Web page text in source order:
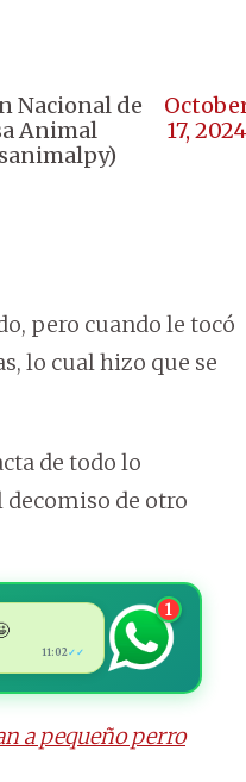
Nacional de
Animal
17, 2024
pero cuando le tocó
lo cual hizo que se
de todo lo
decomiso de otro
11:02✓✓
1
a pequeño perro